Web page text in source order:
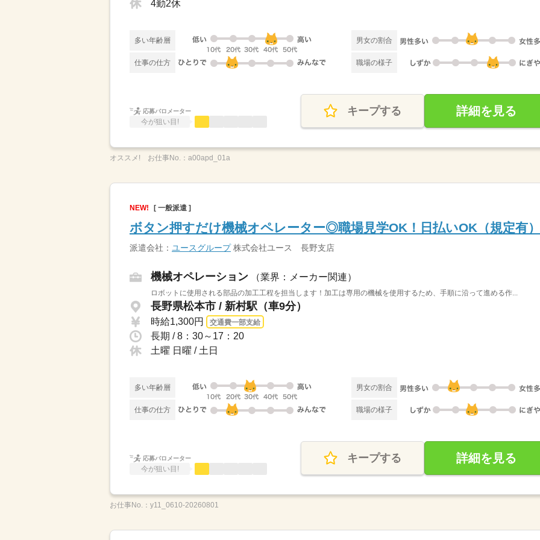
4勤2休
多い年齢層 男女の割合
仕事の仕方 職場の様子
応募バロメーター
今が狙い目!
キープする 詳細を見る
オススメ! お仕事No.： a00apd_01a
NEW! [ 一般派遣 ]
ボタン押すだけ機械オペレーター◎職場見学OK！日払いOK（規定有）
派遣会社： ユースグループ株式会社ユース 長野支店
機械オペレーション （業界：メーカー関連）
ロボットに使用される部品の加工工程を担当します！加工は専用の機械を使用するため、手順に沿って進める作...
長野県松本市 / 新村駅（車9分）
時給1,300円 交通費一部支給
長期 / 8：30～17：20
土曜 日曜 / 土日
多い年齢層 男女の割合
仕事の仕方 職場の様子
応募バロメーター
今が狙い目!
キープする 詳細を見る
お仕事No.： y11_0610-20260801